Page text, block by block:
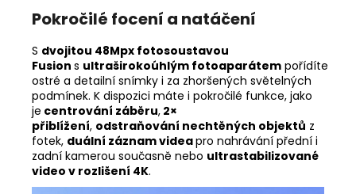
Pokročilé focení a natáčení
S dvojitou 48Mpx fotosoustavou
Fusion s ultraširokoúhlým fotoaparátem pořídíte
ostré a detailní snímky i za zhoršených světelných
podmínek. K dispozici máte i pokročilé funkce, jako
je centrování záběru, 2×
přiblížení, odstraňování nechtěných objektů z
fotek, duální záznam videapro nahrávání přední i
zadní kamerou současně nebo ultrastabilizované
video v rozlišení 4K.